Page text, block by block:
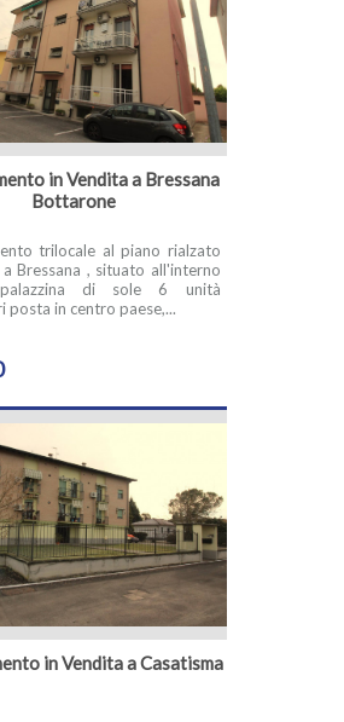
in Vendita a Bressana
Bottarone
trilocale al piano rialzato
Bressana , situato all'interno
di sole 6 unità
posta in centro paese,...
in Vendita a Casatisma